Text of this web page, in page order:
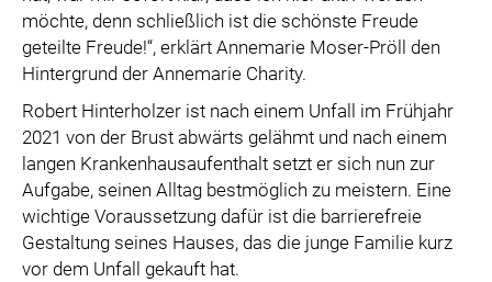
möchte, denn schließlich ist die schönste Freude
geteilte Freude!“, erklärt Annemarie Moser-Pröll den
Hintergrund der Annemarie Charity.
Robert Hinterholzer ist nach einem Unfall im Frühjahr
2021 von der Brust abwärts gelähmt und nach einem
langen Krankenhausaufenthalt setzt er sich nun zur
Aufgabe, seinen Alltag bestmöglich zu meistern. Eine
wichtige Voraussetzung dafür ist die barrierefreie
Gestaltung seines Hauses, das die junge Familie kurz
vor dem Unfall gekauft hat.